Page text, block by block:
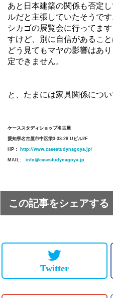
あと日本建築の関係も否定
ルだと主張していたそうです
シカゴの展覧会に行ってま
すけど、別に自信があること
どう見てもマヤの影響はあ
定できません。
と、たまには家具関係につい
ケーススタディショップ名古屋
愛知県名古屋市中区栄3-33-28 Uビル2F
HP： http://www.casestudynagoya.jp/
MAIL: info@casestudynagoya.jp
この記事をシェアする
Twitter